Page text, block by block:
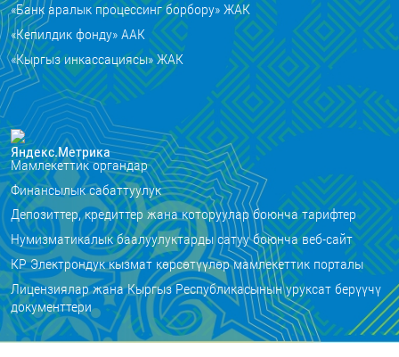
«Банк аралык процессинг борбору» ЖАК
«Кепилдик фонду» ААК
«Кыргыз инкассациясы» ЖАК
Мамлекеттик органдар
Финансылык сабаттуулук
Депозиттер, кредиттер жана которуулар боюнча тарифтер
Нумизматикалык баалуулуктарды сатуу боюнча веб-сайт
КР Электрондук кызмат көрсөтүүлөр мамлекеттик порталы
Лицензиялар жана Кыргыз Республикасынын уруксат берүүчү
документтери